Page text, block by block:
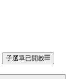
子選單已開啟